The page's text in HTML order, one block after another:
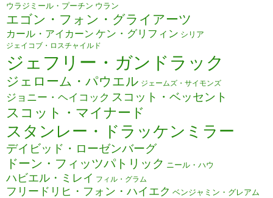
ウラジミール・プーチン ウラン
エゴン・フォン・グライアーツ
カール・アイカーン ケン・グリフィン シリア
ジェイコブ・ロスチャイルド
ジェフリー・ガンドラック
ジェローム・パウエル ジェームズ・サイモンズ
ジョニー・ヘイコック スコット・ベッセント
スコット・マイナード
スタンレー・ドラッケンミラー
デイビッド・ローゼンバーグ
ドーン・フィッツパトリック ニール・ハウ
ハビエル・ミレイ フィル・グラム
フリードリヒ・フォン・ハイエク ベンジャミン・グレアム